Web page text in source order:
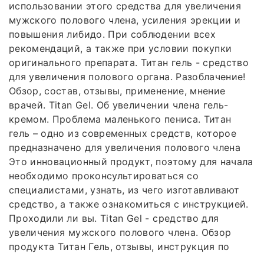
использовании этого средства для увеличения
мужского полового члена, усиления эрекции и
повышения либидо. При соблюдении всех
рекомендаций, а также при условии покупки
оригинального препарата. Титан гель - средство
для увеличения полового органа. Разоблачение!
Обзор, состав, отзывы, применение, мнение
врачей. Titan Gel. Об увеличении члена гель-
кремом. Проблема маленького пениса. Титан
гель – одно из современных средств, которое
предназначено для увеличения полового члена
Это инновационный продукт, поэтому для начала
необходимо проконсультироваться со
специалистами, узнать, из чего изготавливают
средство, а также ознакомиться с инструкцией.
Проходили ли вы. Titan Gel - средство для
увеличения мужского полового члена. Обзор
продукта Титан Гель, отзывы, инструкция по